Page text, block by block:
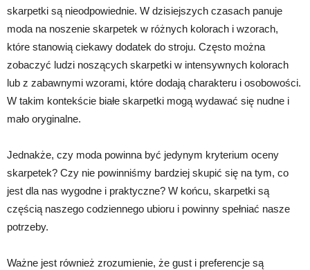
skarpetki są nieodpowiednie. W dzisiejszych czasach panuje
moda na noszenie skarpetek w różnych kolorach i wzorach,
które stanowią ciekawy dodatek do stroju. Często można
zobaczyć ludzi noszących skarpetki w intensywnych kolorach
lub z zabawnymi wzorami, które dodają charakteru i osobowości.
W takim kontekście białe skarpetki mogą wydawać się nudne i
mało oryginalne.
Jednakże, czy moda powinna być jedynym kryterium oceny
skarpetek? Czy nie powinniśmy bardziej skupić się na tym, co
jest dla nas wygodne i praktyczne? W końcu, skarpetki są
częścią naszego codziennego ubioru i powinny spełniać nasze
potrzeby.
Ważne jest również zrozumienie, że gust i preferencje są